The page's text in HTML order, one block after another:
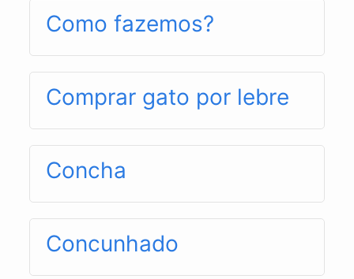
Como fazemos?
Comprar gato por lebre
Concha
Concunhado